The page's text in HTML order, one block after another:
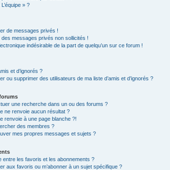
» ?
de messages privés !
messages privés non sollicités !
indésirable de la part de quelqu’un sur ce forum !
et d’ignorés ?
ou supprimer des utilisateurs de ma liste d’amis et d’ignorés ?
une recherche dans un ou des forums ?
ne renvoie aucun résultat ?
renvoie à une page blanche ?!
des membres ?
mes propres messages et sujets ?
entre les favoris et les abonnements ?
aux favoris ou m’abonner à un sujet spécifique ?